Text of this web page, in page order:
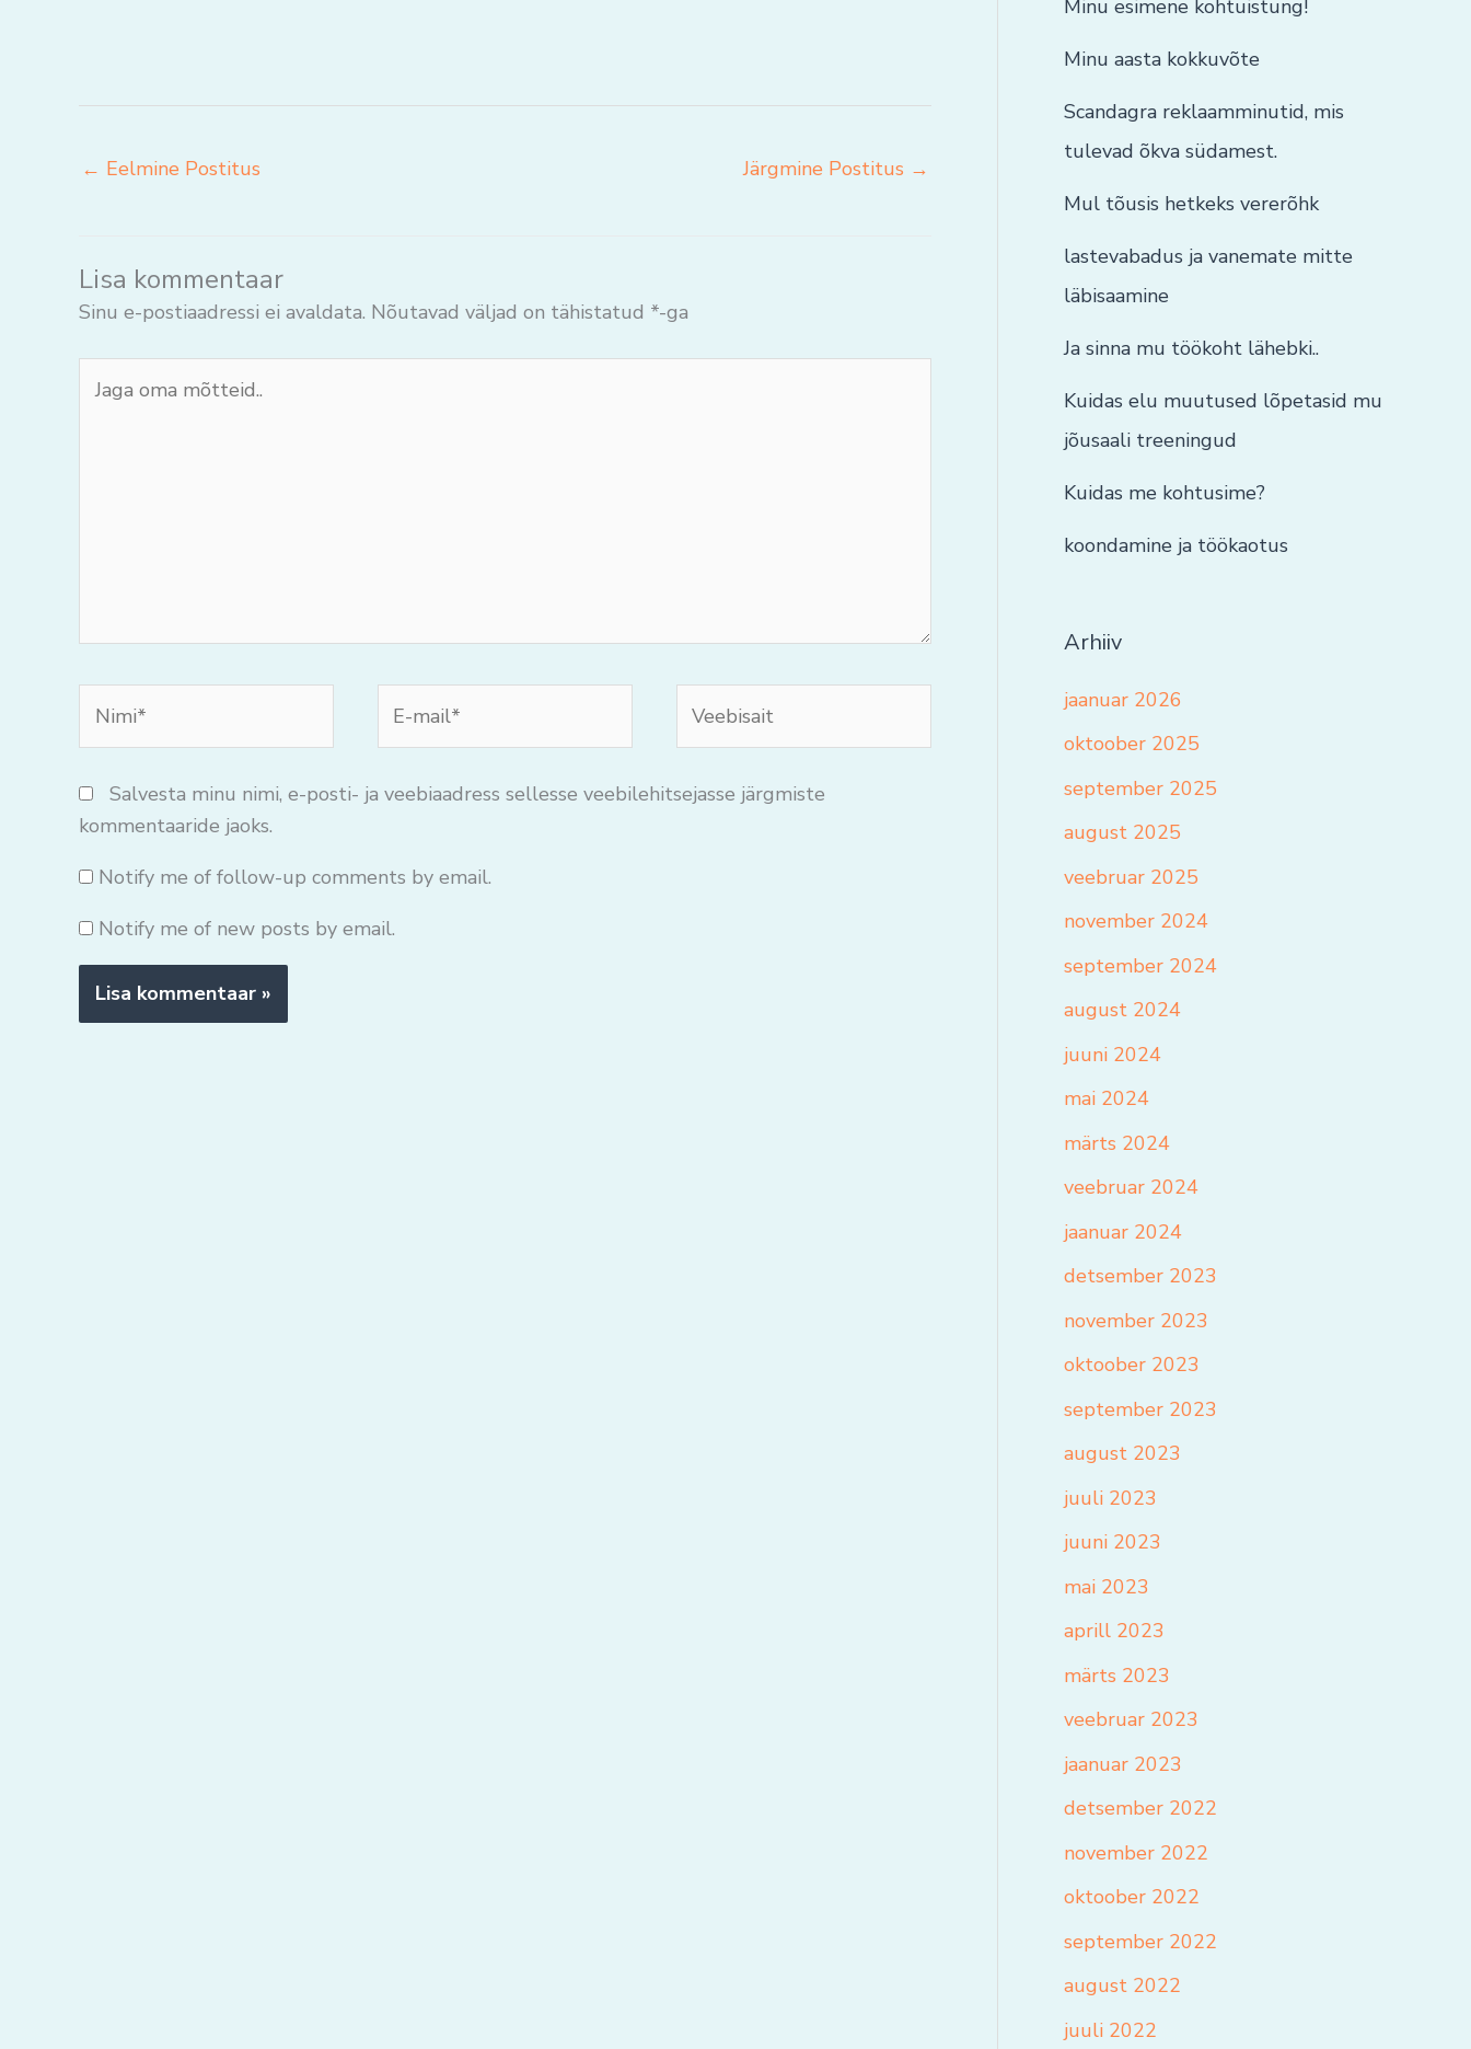
← Eelmine Postitus Järgmine Postitus →
Lisa kommentaar
Sinu e-postiaadressi ei avaldata. Nõutavad väljad on tähistatud *-ga
oma
mail*
Salvesta minu nimi, e-posti- ja veebiaadress sellesse veebilehitsejasse järgmiste
kommentaaride jaoks.
Notify me of follow-up comments by email.
Notify me of new posts by email.
Minu esimene kohtuistung!
Minu aasta kokkuvõte
Scandagra reklaamminutid, mis
tulevad õkva südamest.
Mul tõusis hetkeks vererõhk
lastevabadus ja vanemate mitte
läbisaamine
Ja sinna mu töökoht lähebki..
Kuidas elu muutused lõpetasid mu
jõusaali treeningud
Kuidas me kohtusime?
koondamine ja töökaotus
Arhiiv
jaanuar 2026
oktoober 2025
september 2025
august 2025
veebruar 2025
november 2024
september 2024
august 2024
juuni 2024
mai 2024
märts 2024
veebruar 2024
jaanuar 2024
detsember 2023
november 2023
oktoober 2023
september 2023
august 2023
juuli 2023
juuni 2023
mai 2023
aprill 2023
märts 2023
veebruar 2023
jaanuar 2023
detsember 2022
november 2022
oktoober 2022
september 2022
august 2022
juuli 2022